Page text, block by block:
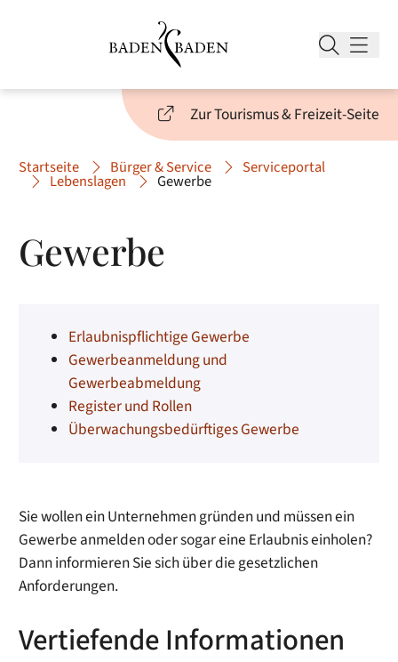
Zur Tourismus & Freizeit-Seite
Startseite Bürger & Service Serviceportal
Lebenslagen Gewerbe
Gewerbe
Erlaubnispflichtige Gewerbe
Gewerbeanmeldung und
Gewerbeabmeldung
Register und Rollen
Überwachungsbedürftiges Gewerbe
Sie wollen ein Unternehmen gründen und müssen ein
Gewerbe anmelden oder sogar eine Erlaubnis einholen?
Dann informieren Sie sich über die gesetzlichen
Anforderungen.
Vertiefende Informationen